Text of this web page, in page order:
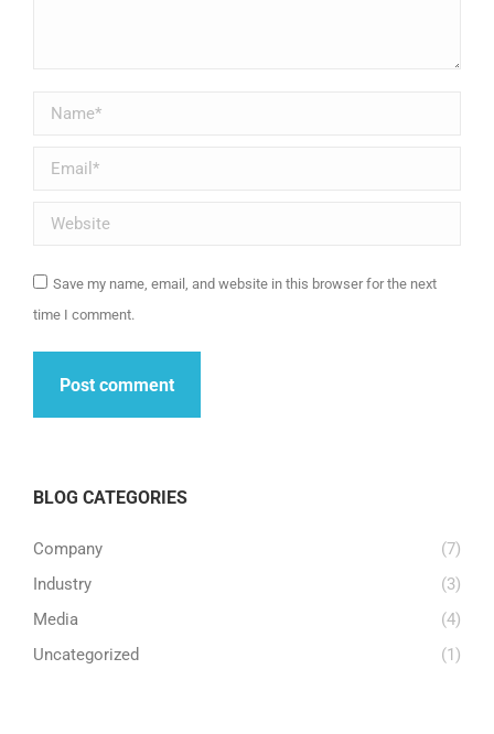
Name *
Email *
Website
Save my name, email, and website in this browser for the next
time I comment.
Post comment
BLOG CATEGORIES
Company
(7)
Industry
(3)
Media
(4)
Uncategorized
(1)